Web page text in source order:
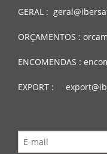
GERAL :
ORÇAMENTOS :
ENCOMENDAS :
EXPORT :